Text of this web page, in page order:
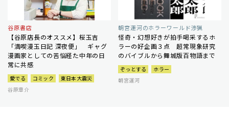
谷原書店
【谷原店長のオススメ】桜玉吉
「満喫漫玉日記 深夜便」 ギャグ
漫画家としての苦悩経た中年の日
常に共感
愛でる コミック
東日本大震災
谷原章介
朝宮運河のホラーワールド渉猟
怪奇・幻想好きが拍手喝采するホ
ラーの好企画３点 超常現象研究
のバイブルから舞城版百物語まで
ぞっとする
ホラー
朝宮運河